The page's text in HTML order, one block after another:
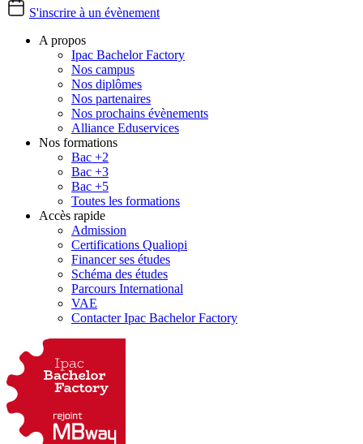
S'inscrire à un évènement
A propos
Ipac Bachelor Factory
Nos campus
Nos diplômes
Nos partenaires
Nos prochains évènements
Alliance Eduservices
Nos formations
Bac +2
Bac +3
Bac +5
Toutes les formations
Accès rapide
Admission
Certifications Qualiopi
Financer ses études
Schéma des études
Parcours International
VAE
Contacter Ipac Bachelor Factory